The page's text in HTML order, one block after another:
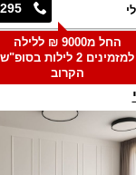
החל מ9000 ₪ ללילה
למזמינים 2 לילות בסופ"ש
הקרוב